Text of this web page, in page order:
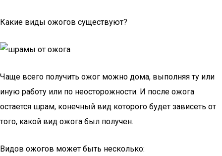
Какие виды ожогов существуют?
Чаще всего получить ожог можно дома, выполняя ту или
иную работу или по неосторожности. И после ожога
остается шрам, конечный вид которого будет зависеть от
того, какой вид ожога был получен.
Видов ожогов может быть несколько: